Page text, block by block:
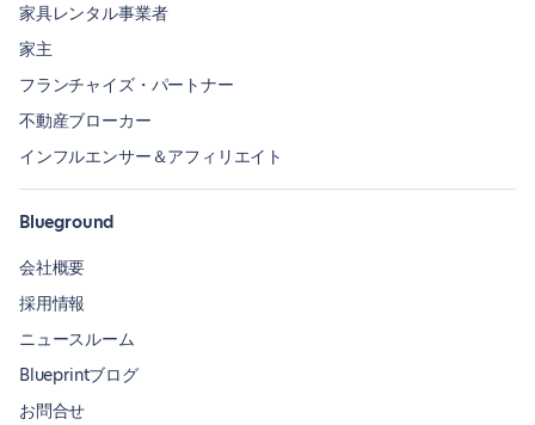
家具レンタル事業者
家主
フランチャイズ・パートナー
不動産ブローカー
インフルエンサー＆アフィリエイト
Blueground
会社概要
採用情報
ニュースルーム
Blueprintブログ
お問合せ